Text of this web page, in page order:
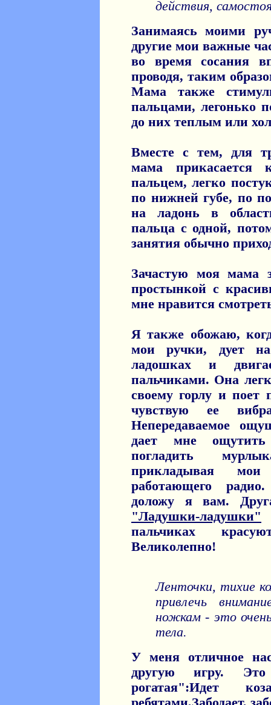
действия,
Занимаясь моими
другие мои важные
во время сосания
проводя, таким
Мама также
пальцами, легонько
до них теплым или
Вместе с тем, для
мама
пальцем, легко
по нижней губе, по
на ладонь в
пальца с одной,
занятия обычно
Зачастую моя мама
простынкой с
мне нравится
Я также обожаю,
мои ручки, дует
ладошках и
пальчиками. Она
своему горлу и поет
чувствую ее
Непередаваемое
дает мне
погладить
прикладывая
работающего
доложу я вам.
"Ладушки-ладушки"
пальчиках
Великолепно!
Ленточки, тихие
привлечь
ножкам - это
тела.
У меня отличное
другую игру.
рогатая":Идет